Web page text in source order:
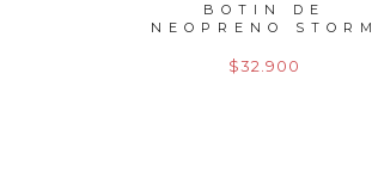
BOTIN DE
NEOPRENO STORM
$32.900